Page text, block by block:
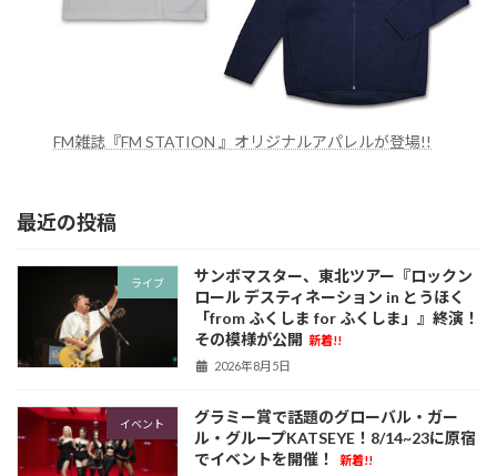
FM雑誌『FM STATION 』オリジナルアパレルが登場!!
最近の投稿
ライブ
サンボマスター、東北ツアー『ロックン
ロール デスティネーション in とうほく
「from ふくしま for ふくしま」』終演！
その模様が公開 新着!!
2026年8月5日
イベント
グラミー賞で話題のグローバル・ガー
ル・グループKATSEYE！8/14~23に原宿
でイベントを開催！
新着!!